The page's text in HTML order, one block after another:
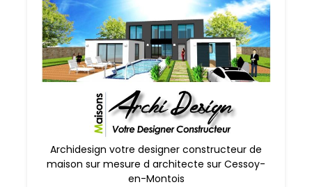
Archidesign votre designer constructeur de
maison sur mesure d architecte sur Cessoy-
en-Montois